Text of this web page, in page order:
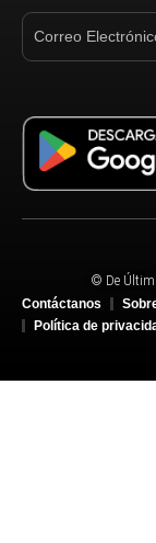
© De
Contáctanos
Política de